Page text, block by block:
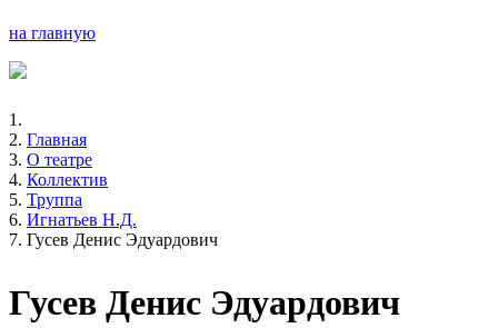
на главную
Главная
О театре
Коллектив
Труппа
Игнатьев Н.Д.
Гусев Денис Эдуардович
Гусев Денис Эдуардович